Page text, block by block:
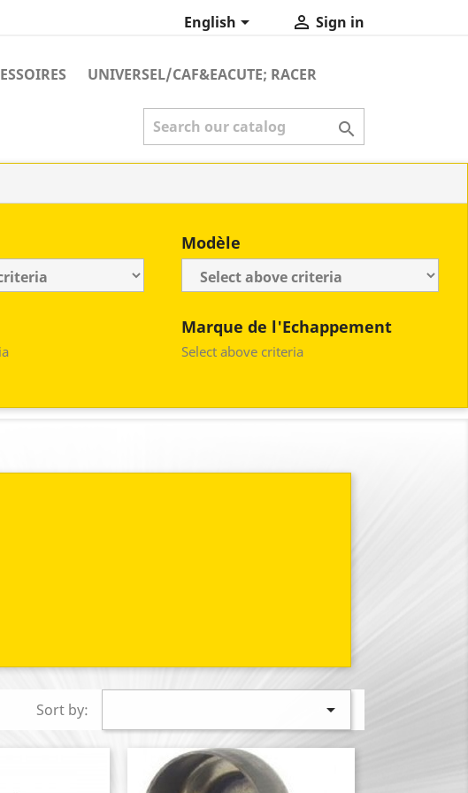
English  Sign in
UNIVERSEL/CAF&EACUTE; RACER

Modèle
Marque de l'Echappement
Select above criteria
Sort by: 